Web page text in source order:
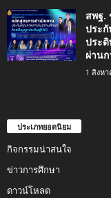
สพฐ.
ประ
ประดิ
ผ่าน
1 สิงห
ประเภทยอดนิยม
กิจกรรมน่าสนใจ
ข่าวการศึกษา
ดาวน์โหลด